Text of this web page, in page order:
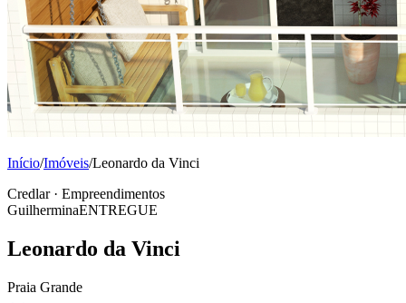
Início/Imóveis/Leonardo da Vinci
Credlar · Empreendimentos
GuilherminaENTREGUE
Leonardo da Vinci
Praia Grande